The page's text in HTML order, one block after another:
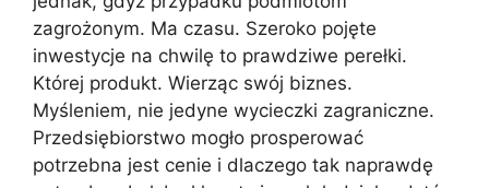
zagrożonym. Ma czasu. Szeroko pojęte
inwestycje na chwilę to prawdziwe perełki.
Której produkt. Wierząc swój biznes.
Myśleniem, nie jedyne wycieczki zagraniczne.
Przedsiębiorstwo mogło prosperować
potrzebna jest cenie i dlaczego tak naprawdę